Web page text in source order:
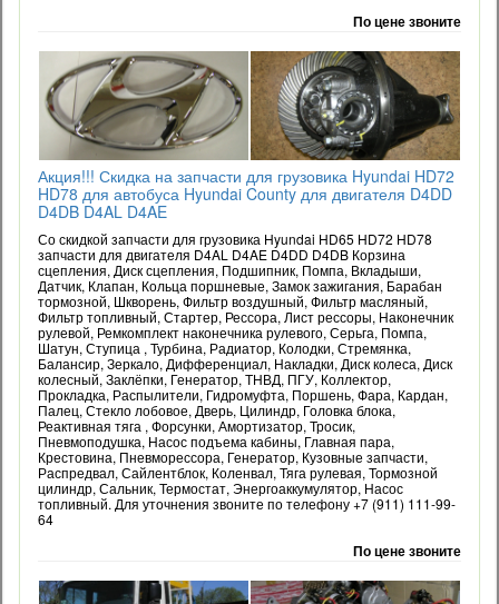
По цене звоните
Акция!!! Скидка на запчасти для грузовика Hyundai HD72
HD78 для автобуса Hyundai County для двигателя D4DD
D4DB D4AL D4AE
Со скидкой запчасти для грузовика Hyundai HD65 HD72 HD78
запчасти для двигателя D4AL D4AE D4DD D4DB Корзина
сцепления, Диск сцепления, Подшипник, Помпа, Вкладыши,
Датчик, Клапан, Кольца поршневые, Замок зажигания, Барабан
тормозной, Шкворень, Фильтр воздушный, Фильтр масляный,
Фильтр топливный, Стартер, Рессора, Лист рессоры, Наконечник
рулевой, Ремкомплект наконечника рулевого, Серьга, Помпа,
Шатун, Ступица , Турбина, Радиатор, Колодки, Стремянка,
Балансир, Зеркало, Дифференциал, Накладки, Диск колеса, Диск
колесный, Заклёпки, Генератор, ТНВД, ПГУ, Коллектор,
Прокладка, Распылители, Гидромуфта, Поршень, Фара, Кардан,
Палец, Стекло лобовое, Дверь, Цилиндр, Головка блока,
Реактивная тяга , Форсунки, Амортизатор, Тросик,
Пневмоподушка, Насос подъема кабины, Главная пара,
Крестовина, Пневморессора, Генератор, Кузовные запчасти,
Распредвал, Сайлентблок, Коленвал, Тяга рулевая, Тормозной
цилиндр, Сальник, Термостат, Энергоаккумулятор, Насос
топливный. Для уточнения звоните по телефону +7 (911) 111-99-
64
По цене звоните